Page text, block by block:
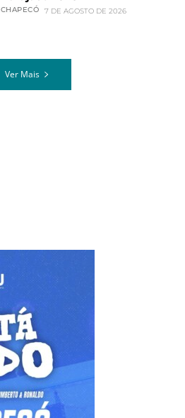
CHAPECÓ 7 DE AGOSTO DE 2026
Ver Mais